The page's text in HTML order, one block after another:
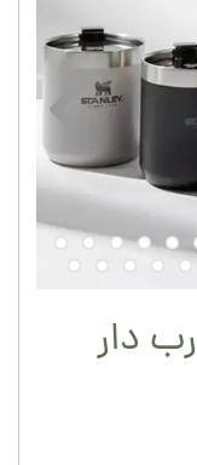
دار